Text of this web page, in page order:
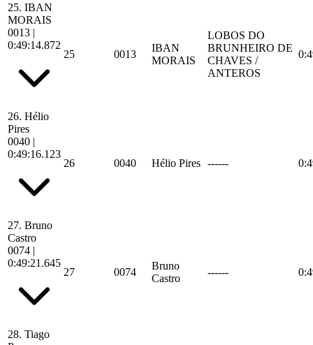
25. IBAN
MORAIS
0013 |
0:49:14.872
25 0013
IBAN
MORAIS
LOBOS DO
BRUNHEIRO DE
CHAVES /
ANTEROS
26. Hélio
Pires
0040 |
0:49:16.123
26 0040 Hélio Pires ------
27. Bruno
Castro
0074 |
0:49:21.645
27 0074
Bruno
Castro
------
28. Tiago